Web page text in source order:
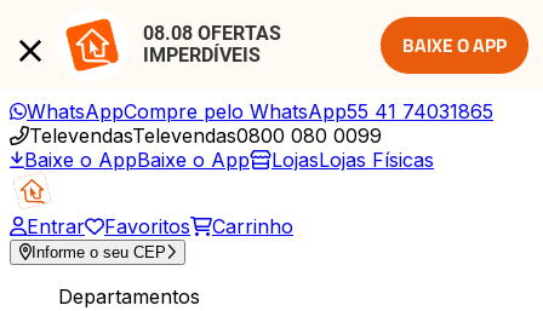
08.08 OFERTAS
IMPERDÍVEIS
BAIXE O APP
WhatsAppCompre pelo WhatsApp55 41 74031865
TelevendasTelevendas0800 080 0099
Baixe o AppBaixe o App LojasLojas Físicas
Entrar Favoritos Carrinho
Informe o seu CEP
Departamentos